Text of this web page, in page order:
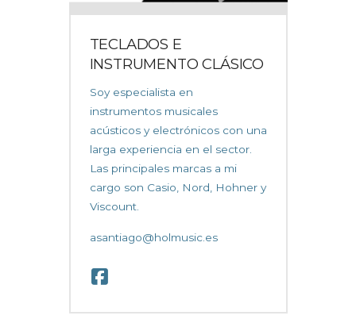
TECLADOS E
INSTRUMENTO CLÁSICO
Soy especialista en
instrumentos musicales
acústicos y electrónicos con una
larga experiencia en el sector.
Las principales marcas a mi
cargo son Casio, Nord, Hohner y
Viscount.
asantiago@holmusic.es